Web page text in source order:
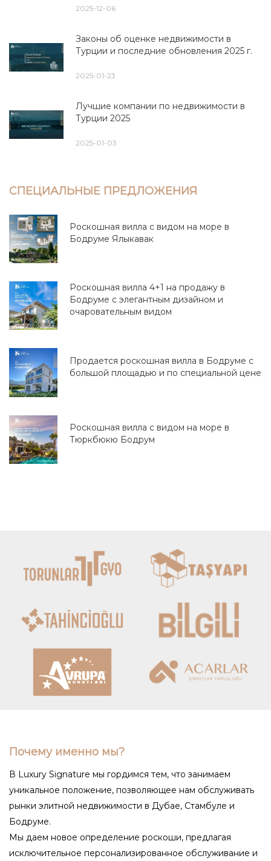
2025-12-06
Законы об оценке недвижимости в
Турции и последние обновления 2025 г.
2025-01-23
Лучшие компании по недвижимости в
Турции 2025
2025-01-03
СПЕЦИАЛЬНЫЕ ПРЕДЛОЖЕНИЯ
Роскошная вилла с видом на море в
Бодруме Ялыкавак
Роскошная вилла 4+1 на продажу в
Бодруме с элегантным дизайном и
очаровательным видом
Продается роскошная вилла в Бодруме с
большой площадью и по специальной цене
Роскошная вилла с видом на море в
Тюркбюкю Бодрум
Почему именно мы?
В Luxury Signature мы гордимся тем, что занимаем
уникальное положение, позволяющее нам обслуживать
рынки элитной недвижимости в Дубае, Стамбуле и
Бодруме.
Мы даем новое определение роскоши, предлагая
исключительное персонализированное обслуживание и